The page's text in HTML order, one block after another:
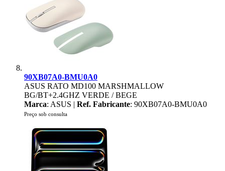
90XB07A0-BMU0A0
ASUS RATO MD100 MARSHMALLOW
BG/BT+2.4GHZ VERDE / BEGE
Marca: ASUS | Ref. Fabricante: 90XB07A0-BMU0A0
Preço sob consulta